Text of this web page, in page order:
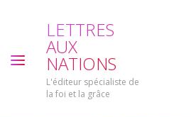
LETTRES
AUX
NATIONS
L'éditeur spécialiste de
la foi et la grâce